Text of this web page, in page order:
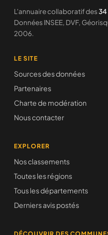
L'annuaire collaboratif des34
Données INSEE, DVF,
2006.
LE SITE
Sources des données
Partenaires
Charte de modération
Nous contacter
EXPLORER
Nos classements
Toutes les régions
Tous les départements
Derniers avis postés